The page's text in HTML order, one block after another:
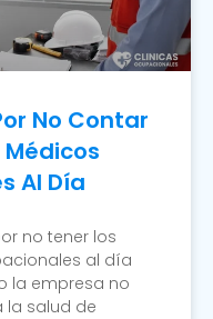
No Contar
Al Día
no tener los
al día
la empresa no
la salud de